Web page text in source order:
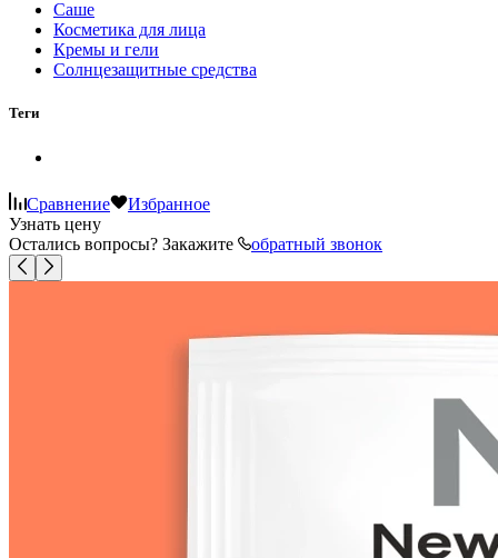
Саше
Косметика для лица
Кремы и гели
Солнцезащитные средства
Теги
Сравнение
Избранное
Узнать цену
Остались вопросы? Закажите
обратный звонок